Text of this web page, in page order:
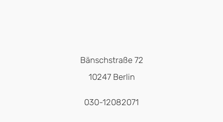
Bänschstraße 72
10247 Berlin
030-12082071